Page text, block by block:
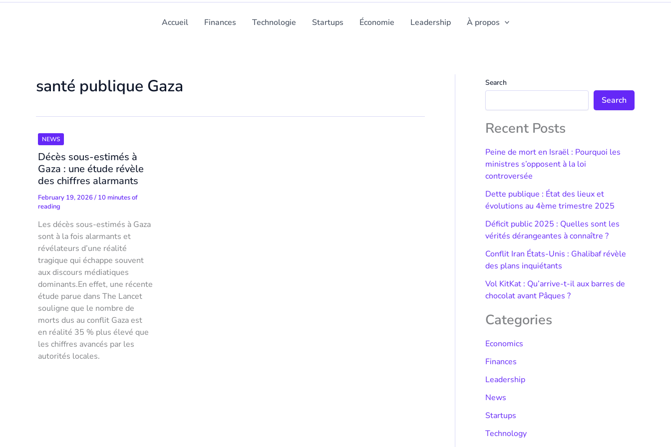
Accueil Finances Technologie Startups Économie Leadership À propos
santé publique Gaza
NEWS
Décès sous-estimés à
Gaza : une étude révèle
des chiffres alarmants
February 19, 2026/ 10 minutes of
reading
Les décès sous-estimés à Gaza
sont à la fois alarmants et
révélateurs d’une réalité
tragique qui échappe souvent
aux discours médiatiques
dominants.En effet, une récente
étude parue dans The Lancet
souligne que le nombre de
morts dus au conflit Gaza est
en réalité 35 % plus élevé que
les chiffres avancés par les
autorités locales.
Search
Search
Recent Posts
Peine de mort en Israël : Pourquoi les
ministres s’opposent à la loi
controversée
Dette publique : État des lieux et
évolutions au 4ème trimestre 2025
Déficit public 2025 : Quelles sont les
vérités dérangeantes à connaître ?
Conflit Iran États-Unis : Ghalibaf révèle
des plans inquiétants
Vol KitKat : Qu’arrive-t-il aux barres de
chocolat avant Pâques ?
Categories
Economics
Finances
Leadership
News
Startups
Technology